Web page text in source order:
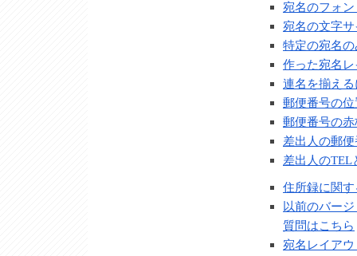
宛名のフォ
宛名の文字
特定の宛名
作った宛名
連名を揃え
郵便番号の
郵便番号の
差出人の郵
差出人のTEL
住所録に関
以前のバー
質問はこちら
宛名レイア